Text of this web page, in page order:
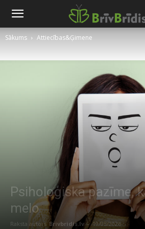
Sākums Attiecības&Ģimene
Psiholoģiska pazīme,
melo
Raksta autors Brivbridis.lv - 19/05/2026